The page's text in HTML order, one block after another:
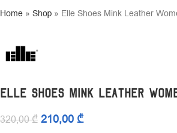
Home » Shop » Elle Shoes Mink Leather
Elle Shoes Mink Leather
320,00₾ 210,00 ₾